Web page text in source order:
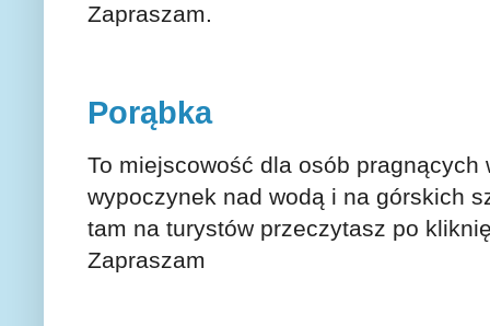
Zapraszam.
Porąbka
To miejscowość dla osób
wypoczynek nad wodą i na górskich
tam na turystów przeczytasz po
Zapraszam